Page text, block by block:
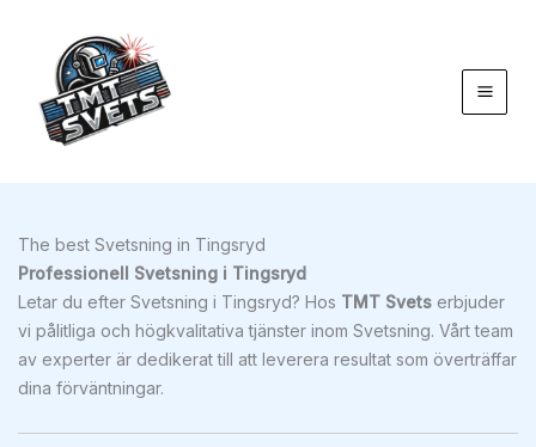
innehåll
The best Svetsning in Tingsryd
Professionell Svetsning i Tingsryd
Letar du efter Svetsning i Tingsryd? Hos TMT Svets erbjuder
vi pålitliga och högkvalitativa tjänster inom Svetsning. Vårt team
av experter är dedikerat till att leverera resultat som överträffar
dina förväntningar.